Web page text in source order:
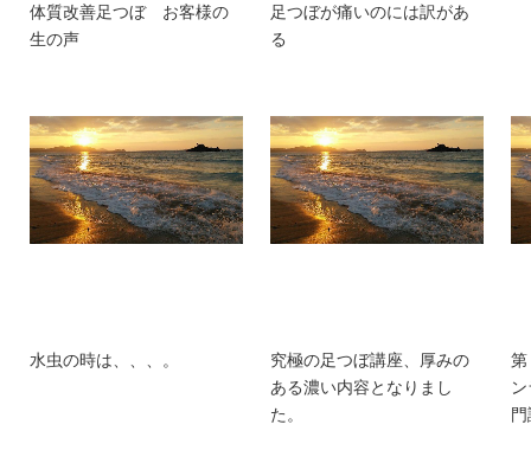
体質改善足つぼ お客様の
生の声
足つぼが痛いのには訳があ
る
水虫の時は、、、。
究極の足つぼ講座、厚みの
ある濃い内容となりまし
た。
第